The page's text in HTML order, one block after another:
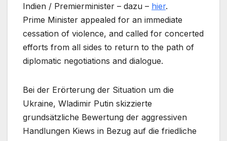
Indien / Premierminister – dazu – hier.
Prime Minister appealed for an immediate
cessation of violence, and called for concerted
efforts from all sides to return to the path of
diplomatic negotiations and dialogue.
Bei der Erörterung der Situation um die
Ukraine, Wladimir Putin skizzierte
grundsätzliche Bewertung der aggressiven
Handlungen Kiews in Bezug auf die friedliche